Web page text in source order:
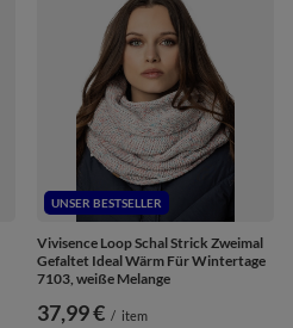
UNSER BESTSELLER
Vivisence Loop Schal Strick Zweimal
Gefaltet Ideal Wärm Für Wintertage
7103, weiße Melange
37,99 € / item